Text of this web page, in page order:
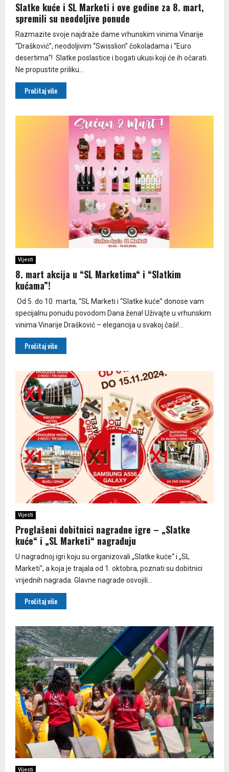
Slatke kuće i SL Marketi i ove godine za 8. mart,
spremili su neodoljive ponude
Razmazite svoje najdraže dame vrhunskim vinima Vinarije
“Drašković”, neodoljivim “Swisslion” čokoladama i “Euro
desertima”! Slatke poslastice i bogati ukusi koji će ih očarati.
Ne propustite priliku...
Pročitaj više
Vijesti
8. mart akcija u “SL Marketima“ i “Slatkim
kućama”!
Od 5. do 10. marta, “SL Marketi i “Slatke kuće” donose vam
specijalnu ponudu povodom Dana žena! Uživajte u vrhunskim
vinima Vinarije Drašković – elegancija u svakoj čaši!...
Pročitaj više
Vijesti
Proglašeni dobitnici nagradne igre – „Slatke
kuće“ i „SL Marketi“ nagrađuju
U nagradnoj igri koju su organizovali „Slatke kuće“ i „SL
Marketi“, a koja je trajala od 1. oktobra, poznati su dobitnici
vrijednih nagrada. Glavne nagrade osvojili...
Pročitaj više
Vijesti